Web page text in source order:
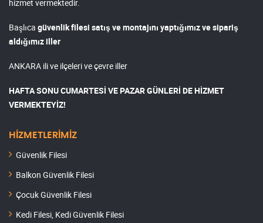
hizmet vermektedir.
Başlıca güvenlik filesi satış ve montajını yaptığımız ve sipariş
aldığımız iller
ANKARA ili ve ilçeleri ve çevre iller
HAFTA SONU CUMARTESİ VE PAZAR GÜNLERİ DE HİZMET
VERMEKTEYİZ!
HİZMETLERİMİZ
Güvenlik Filesi
Balkon Güvenlik Filesi
Çocuk Güvenlik Filesi
Kedi Filesi, Kedi Güvenlik Filesi